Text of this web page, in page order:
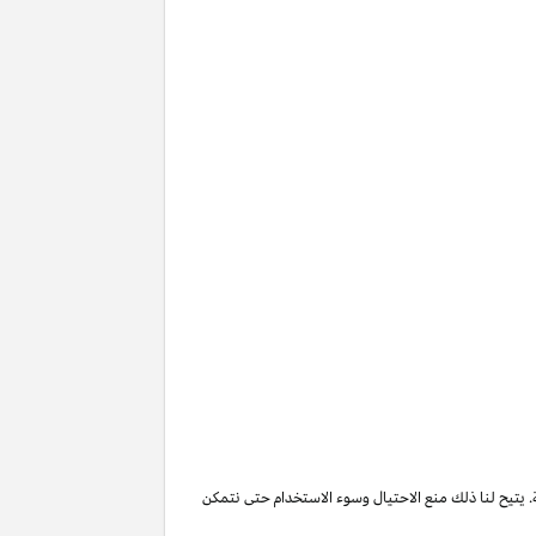
يتيح لنا ذلك منع الاحتيال وسوء الاستخدام حتى نتمكن